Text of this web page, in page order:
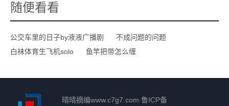
随便看看
公交车里的日子by液液广播剧
不成问题的问题
白袜体育生飞机solo
鱼竿把带怎么缠
晴晴摘编www.c7g7.com 鲁ICP备